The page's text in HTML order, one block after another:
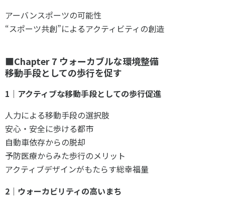
アーバンスポーツの可能性
“スポーツ共創”によるアクティビティの創造
■Chapter 7 ウォーカブルな環境整備
――移動手段としての歩行を促す
1｜アクティブな移動手段としての歩行促進
人力による移動手段の選択肢
安心・安全に歩ける都市
自動車依存からの脱却
予防医療からみた歩行のメリット
アクティブデザインがもたらす総幸福量
2｜ウォーカビリティの高いまち